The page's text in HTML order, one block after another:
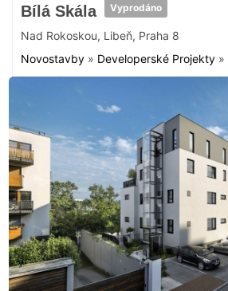
Bílá Skála Vyprodáno
Nad Rokoskou, Libeň, Praha 8
Novostavby » Developerské Projekty »